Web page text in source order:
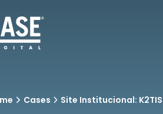
Cases Site Institucional: K2TIS